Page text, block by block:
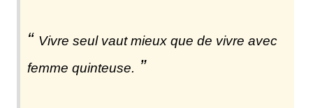
Vivre seul vaut mieux que de vivre avec
femme quinteuse.